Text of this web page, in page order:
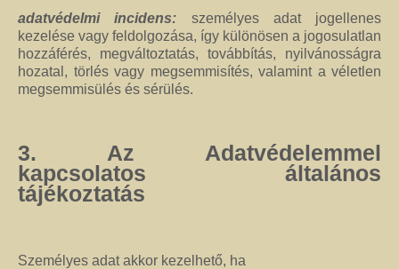
adatvédelmi incidens: személyes adat jogellenes
kezelése vagy feldolgozása, így különösen a jogosulatlan
hozzáférés, megváltoztatás, továbbítás, nyilvánosságra
hozatal, törlés vagy megsemmisítés, valamint a véletlen
megsemmisülés és sérülés.
3. Az Adatvédelemmel
kapcsolatos általános
tájékoztatás
Személyes adat akkor kezelhető, ha